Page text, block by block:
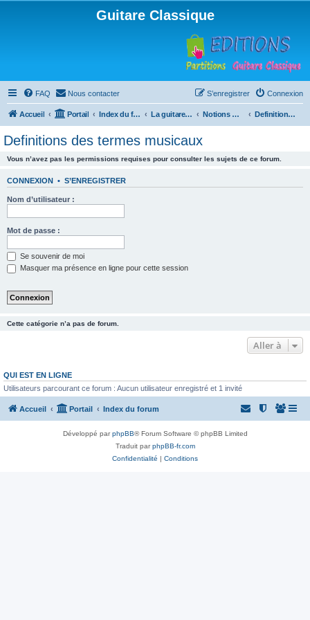
Guitare Classique
FAQ Nous contacter Connexion
S’enregistrer
Accueil Portail Index du forum La guitare : instrument, cours et théorie Notions musicales Definitions des termes musicaux
Definitions des termes musicaux
Vous n’avez pas les permissions requises pour consulter les sujets de ce forum.
CONNEXION • S’ENREGISTRER
Nom d’utilisateur :
Mot de passe :
Se souvenir de moi
Masquer ma présence en ligne pour cette session
Cette catégorie n’a pas de forum.
Aller à
QUI EST EN LIGNE
Utilisateurs parcourant ce forum : Aucun utilisateur enregistré et 1 invité
Accueil Portail Index du forum
Développé parphpBB® Forum Software © phpBB Limited
Traduit parphpBB-fr.com
Confidentialité | Conditions